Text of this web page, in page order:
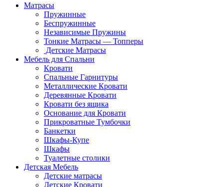
Матрасы
Пружинные
Беспружинные
Независимые Пружины
Тонкие Матрасы — Топперы
Детские Матрасы
Мебель для Спальни
Кровати
Спальные Гарнитуры
Металлические Кровати
Деревянные Кровати
Кровати без ящика
Основание для Кровати
Прикроватные Тумбочки
Банкетки
Шкафы-Купе
Шкафы
Туалетные столики
Детская Мебель
Детские матрасы
Детские Кровати